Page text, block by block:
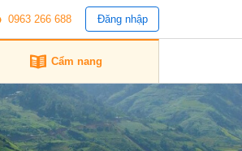
0963 266 688 Đăng nhập
Cẩm nang